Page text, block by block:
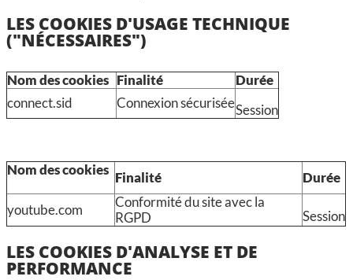
LES COOKIES D'USAGE TECHNIQUE
("NÉCESSAIRES")
Nom des cookies Finalité
Durée
connect.sid
Connexion sécuriséeSession
Nom des cookies Finalité
Durée
youtube.com
Conformité du site avec la
RGPD
Session
LES COOKIES D'ANALYSE ET DE
PERFORMANCE